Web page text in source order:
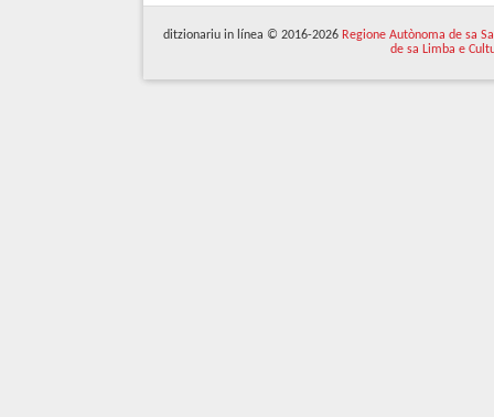
ditzionariu in línea © 2016-2026 Regione Autònoma de sa
de sa Limba e